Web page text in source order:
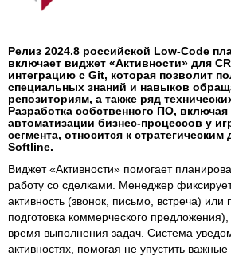
Релиз 2024.8 российской Low-Code
включает виджет «Активности» для
интеграцию с Git, которая позволит
специальных знаний и навыков
репозиториям, а также ряд
Разработка собственного ПО,
автоматизации бизнес-процессов у
сегмента, относится к
Softline.
Виджет «Активности» помогает
работу со сделками. Менеджер
активность (звонок, письмо, встреча)
подготовка коммерческого
время выполнения задач. Система
активностях, помогая не упустить